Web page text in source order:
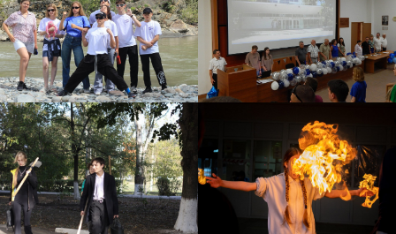
04 Технические системы и
управление
познакомитесь с системами контроля,
автоматизированного управления ядерно-физическими
установками и аппаратурой регистрации излучения
05 Научно-исследовательская и проектная
деятельность
приобретёте навыки проведения экспериментов,
проектно-конструкторской работы и решения реальных
задач отрасли
Кем вы
о программе